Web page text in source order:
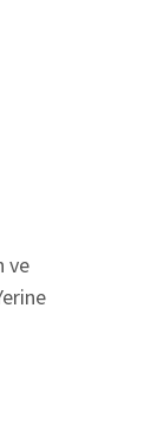
ve